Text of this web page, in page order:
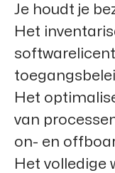
Je houdt je
Het
Het
van
on- en
Het volledige